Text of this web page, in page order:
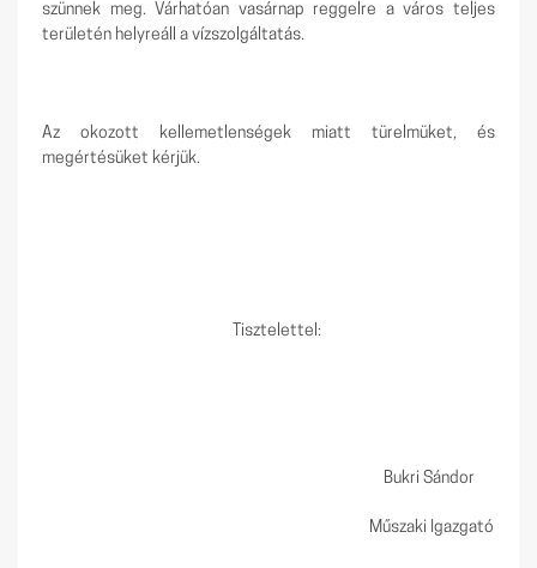
szünnek meg. Várhatóan vasárnap reggelre a város teljes
területén helyreáll a vízszolgáltatás.
Az okozott kellemetlenségek miatt türelmüket, és
megértésüket kérjük.
Tisztelettel:
Bukri Sándor
Műszaki Igazgató